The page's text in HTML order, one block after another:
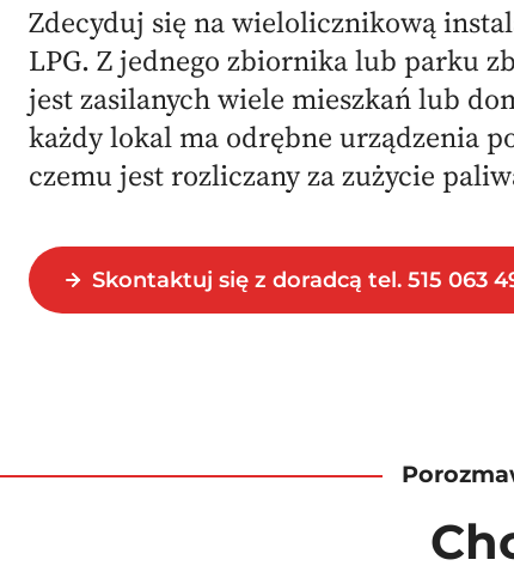
Zdecyduj się na wielolicznikową
LPG. Z jednego zbiornika lub parku
jest zasilanych wiele mieszkań lub
każdy lokal ma odrębne urządzenia
czemu jest rozliczany za zużycie
Skontaktuj się z doradcą tel. 515 063